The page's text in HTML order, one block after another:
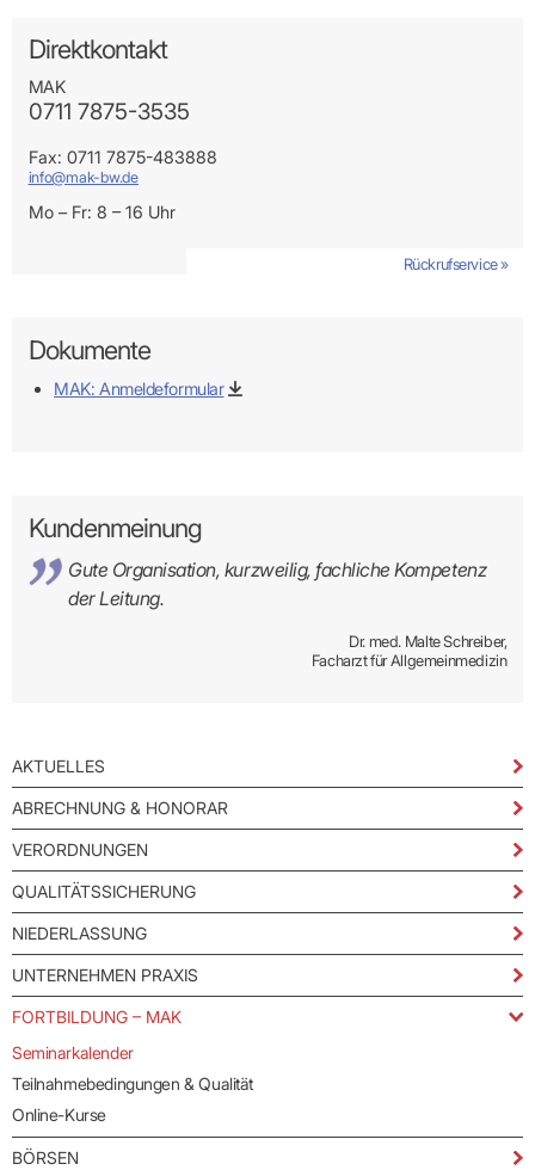
AKTUELLES
ABRECHNUNG & HONORAR
VERORDNUNGEN
QUALITÄTSSICHERUNG
NIEDERLASSUNG
UNTERNEHMEN PRAXIS
FORTBILDUNG – MAK
Seminarkalender
Teilnahmebedingungen & Qualität
Online-Kurse
BÖRSEN
Direktkontakt
MAK
0711 7875-3535
Fax: 0711 7875-483888
info@mak-bw.de
Mo – Fr: 8 – 16 Uhr
Rückrufservice »
Dokumente
MAK: Anmeldeformular
Kundenmeinung
Gute Organisation, kurzweilig, fachliche Kompetenz
der Leitung.
Dr. med. Malte Schreiber,
Facharzt für Allgemeinmedizin